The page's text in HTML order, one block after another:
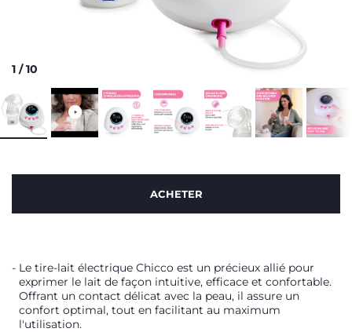
1 /10
ACHETER
Le tire-lait électrique Chicco est un précieux allié pour
exprimer le lait de façon intuitive, efficace et confortable.
Offrant un contact délicat avec la peau, il assure un
confort optimal, tout en facilitant au maximum
l'utilisation.